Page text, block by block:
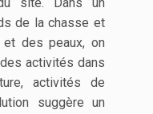
de la chasse et
des peaux, on
activités dans
activités de
suggère un